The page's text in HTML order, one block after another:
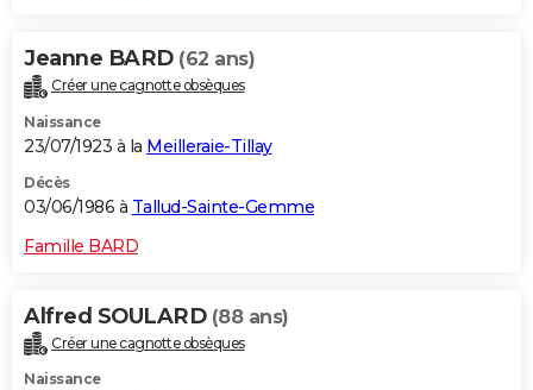
Jeanne BARD (62 ans)
Créer une cagnotte obsèques
Naissance
23/07/1923 à la Meilleraie-Tillay
Décès
03/06/1986 à Tallud-Sainte-Gemme
Famille BARD
Alfred SOULARD (88 ans)
Créer une cagnotte obsèques
Naissance